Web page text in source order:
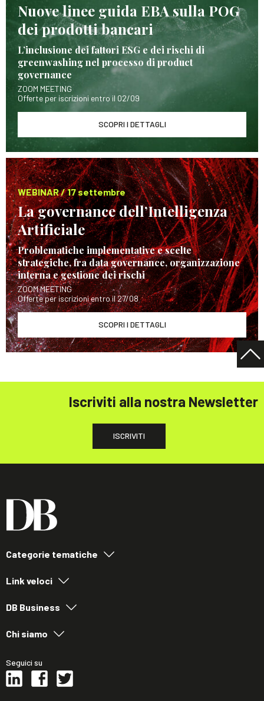
Nuove linee guida EBA sulla POG
dei prodotti bancari
L’inclusione dei fattori ESG e dei rischi di
greenwashing nel processo di product
governance
ZOOM MEETING
Offerte per iscrizioni entro il 02/09
SCOPRI I DETTAGLI
WEBINAR / 17 settembre
La governance dell’Intelligenza
Artificiale
Problematiche implementative e scelte
strategiche, fra data governance, organizzazione
interna e gestione dei rischi
ZOOM MEETING
Offerte per iscrizioni entro il 27/08
SCOPRI I DETTAGLI
Iscriviti alla nostra Newsletter
ISCRIVITI
Categorie tematiche
Link veloci
DB Business
Chi siamo
Seguici su